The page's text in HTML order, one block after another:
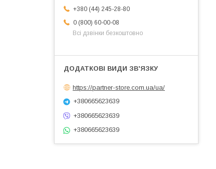
+380 (44) 245-28-80
0 (800) 60-00-08
Всі дзвінки безкоштовно
https://partner-store.com.ua/ua/
+380665623639
+380665623639
+380665623639